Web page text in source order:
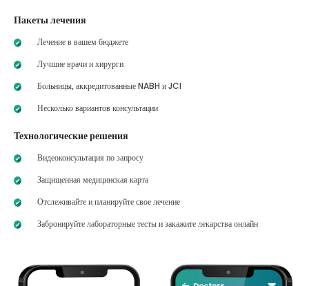
Пакеты лечения
Лечение в вашем бюджете
Лучшие врачи и хирурги
Больницы, аккредитованные NABH и JCI
Несколько вариантов консультации
Технологические решения
Видеоконсультация по запросу
Защищенная медицинская карта
Отслеживайте и планируйте свое лечение
Забронируйте лабораторные тесты и закажите лекарства онлайн